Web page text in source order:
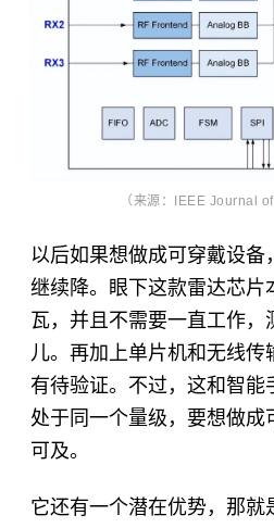
（来源：IEEE Journal
以后如果想做成可穿戴设备
继续降。眼下这款雷达芯片
瓦，并且不需要一直工作，
儿。再加上单片机和无线传
有待验证。不过，这和智能
处于同一个量级，要想做成
可及。
它还有一个潜在优势，那就